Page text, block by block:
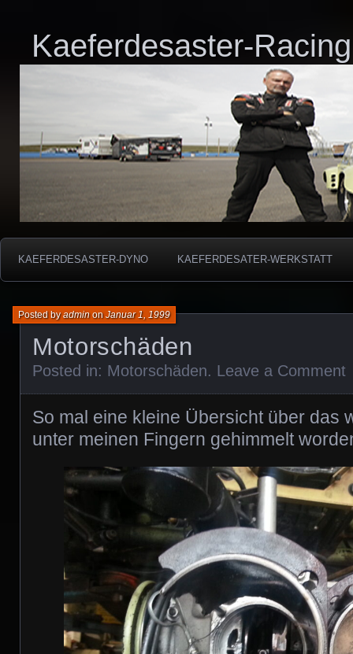
Kaeferdesaster-Racing
KAEFERDESASTER-DYNO KAEFERDESATER-WERKSTATT
Motorschäden
Posted byadminonJanuar 1, 1999
Posted in: Motorschäden. Leave a Comment
So mal eine kleine Übersicht über das
unter meinen Fingern gehimmelt